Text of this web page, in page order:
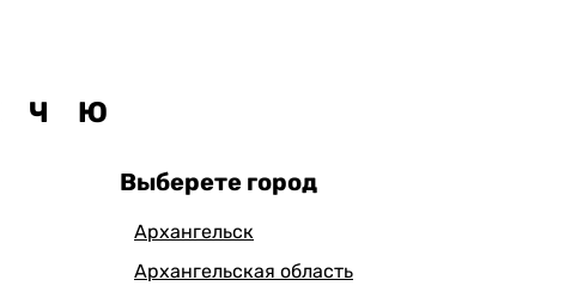
Тюнинг прицепов
Ч Ю
Выберете город
Архангельск
Архангельская область